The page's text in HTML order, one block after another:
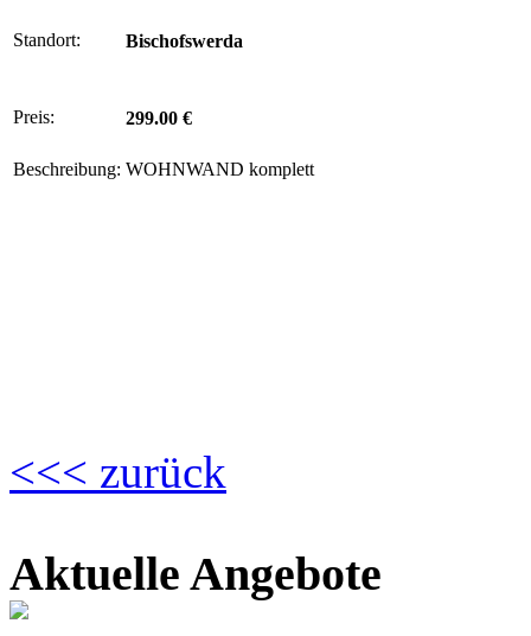
Standort: Bischofswerda
Preis: 299.00 €
Beschreibung: WOHNWAND komplett
<<< zurück
Aktuelle Angebote